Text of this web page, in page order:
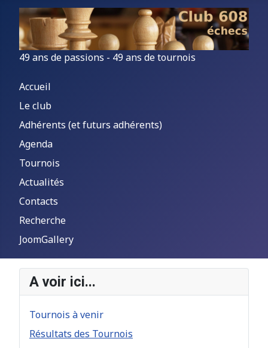
49 ans de passions - 49 ans de tournois
Accueil
Le club
Adhérents (et futurs adhérents)
Agenda
Tournois
Actualités
Contacts
Recherche
JoomGallery
A voir ici...
Tournois à venir
Résultats des Tournois